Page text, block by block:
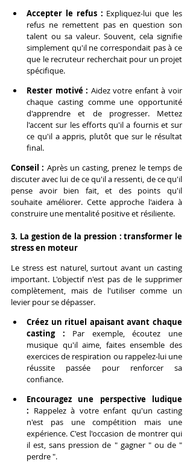
Accepter le refus : Expliquez-lui que les
refus ne remettent pas en question son
talent ou sa valeur. Souvent, cela signifie
simplement qu'il ne correspondait pas à ce
que le recruteur recherchait pour un projet
spécifique.
Rester motivé : Aidez votre enfant à voir
chaque casting comme une opportunité
d'apprendre et de progresser. Mettez
l'accent sur les efforts qu'il a fournis et sur
ce qu'il a appris, plutôt que sur le résultat
final.
Conseil : Après un casting, prenez le temps de
discuter avec lui de ce qu'il a ressenti, de ce qu'il
pense avoir bien fait, et des points qu'il
souhaite améliorer. Cette approche l'aidera à
construire une mentalité positive et résiliente.
3. La gestion de la pression : transformer le
stress en moteur
Le stress est naturel, surtout avant un casting
important. L'objectif n'est pas de le supprimer
complètement, mais de l'utiliser comme un
levier pour se dépasser.
Créez un rituel apaisant avant chaque
casting : Par exemple, écoutez une
musique qu'il aime, faites ensemble des
exercices de respiration ou rappelez-lui une
réussite passée pour renforcer sa
confiance.
Encouragez une perspective ludique
: Rappelez à votre enfant qu'un casting
n'est pas une compétition mais une
expérience. C'est l'occasion de montrer qui
il est, sans pression de " gagner " ou de "
perdre ".